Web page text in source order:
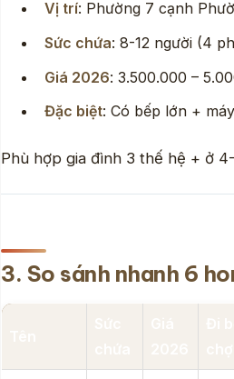
Vị trí: Phường 7 cạnh
Sức chứa: 8-12 người (4
Giá 2026: 3.500.000 –
Đặc biệt: Có bếp lớn +
Phù hợp gia đình 3 thế hệ + ở
3. So sánh nhanh 6